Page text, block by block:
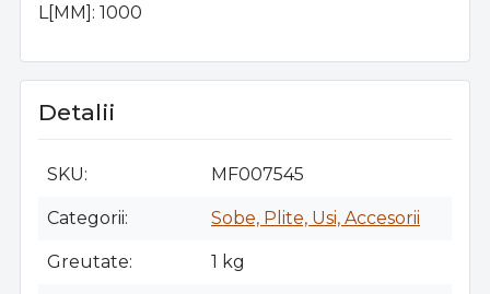
L[MM]: 1000
Detalii
SKU MF007545
Categorii Sobe, Plite, Usi, Accesorii
Greutate 1 kg